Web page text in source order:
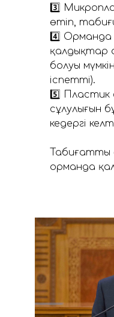
3️⃣
өтіп,
4️⃣ Орманда
қалдықтар
болуы
іспетті).
5️⃣
сұлулығын
кедергі
Табиғатты
орманда